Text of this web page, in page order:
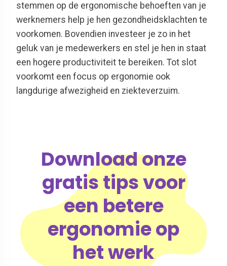
stemmen op de ergonomische behoeften van je
werknemers help je hen gezondheidsklachten te
voorkomen. Bovendien investeer je zo in het
geluk van je medewerkers en stel je hen in staat
een hogere productiviteit te bereiken. Tot slot
voorkomt een focus op ergonomie ook
langdurige afwezigheid en ziekteverzuim.
Download onze
gratis tips voor
een betere
ergonomie op
het werk